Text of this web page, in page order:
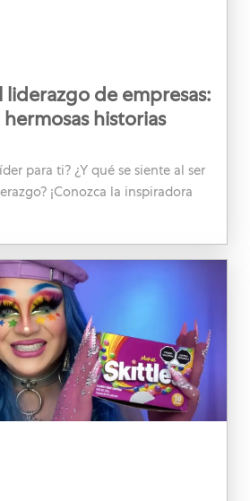
liderazgo de empresas:
historias
para ti? ¿Y qué se siente al ser
¡Conozca la inspiradora